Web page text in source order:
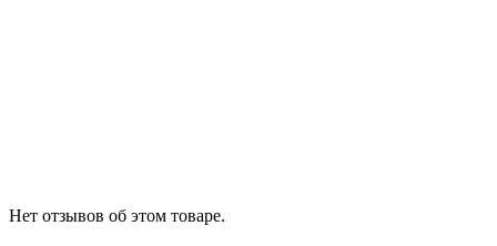
Нет отзывов об этом товаре.